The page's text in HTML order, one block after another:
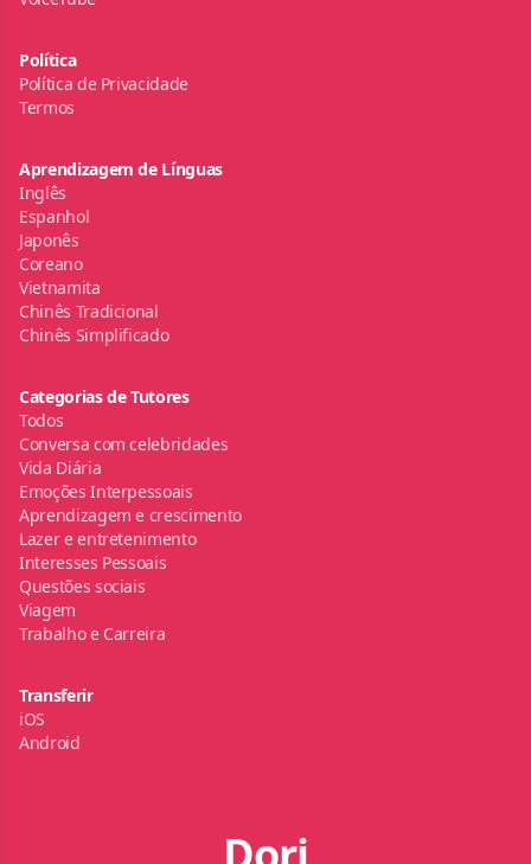
Política
Política de Privacidade
Termos
Aprendizagem de Línguas
Inglês
Espanhol
Japonês
Coreano
Vietnamita
Chinês Tradicional
Chinês Simplificado
Categorias de Tutores
Todos
Conversa com celebridades
Vida Diária
Emoções Interpessoais
Aprendizagem e crescimento
Lazer e entretenimento
Interesses Pessoais
Questões sociais
Viagem
Trabalho e Carreira
Transferir
iOS
Android